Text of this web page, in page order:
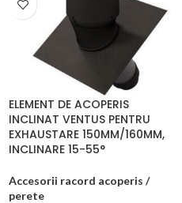
ELEMENT DE ACOPERIS
INCLINAT VENTUS PENTRU
EXHAUSTARE 150MM/160MM,
INCLINARE 15-55°
Accesorii racord acoperis /
perete